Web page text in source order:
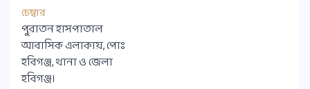
চেম্বার
পুরাতন হাসপাতাল
আবাসিক এলাকায়, পোঃ
হবিগঞ্জ, থানা ও জেলা
হবিগঞ্জ।